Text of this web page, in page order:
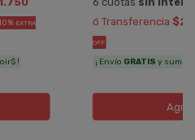
EXTRA
!
ó Transferencia
OFF
¡ Envío GRATIS y sumás